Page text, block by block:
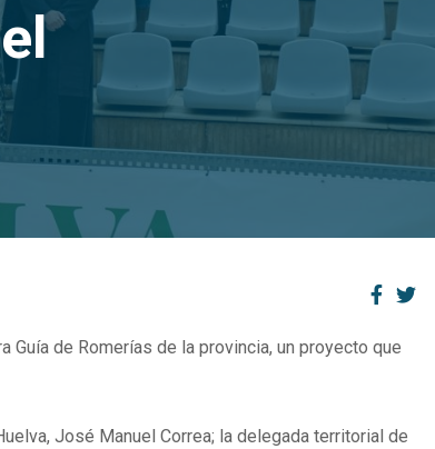
Guía de Romerías de la provincia, un proyecto que
José Manuel Correa; la delegada territorial de